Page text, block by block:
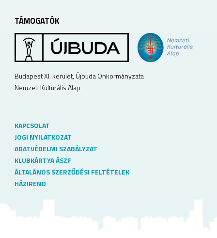
TÁMOGATÓK
Budapest XI. kerület, Újbuda Önkormányzata
Nemzeti Kulturális Alap
KAPCSOLAT
JOGI NYILATKOZAT
ADATVÉDELMI SZABÁLYZAT
KLUBKÁRTYA ÁSZF
ÁLTALÁNOS SZERZŐDÉSI FELTÉTELEK
HÁZIREND